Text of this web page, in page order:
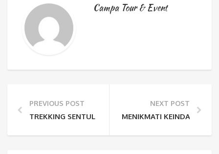
Campa Tour & Event
PREVIOUS POST
TREKKING SENTUL CURUG LEUWI HEJO, TEMPAT
NEXT POST
MENIKMATI KEINDAHAN